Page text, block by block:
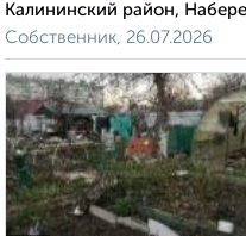
Калининский район,
Собственник, 26.07.2026